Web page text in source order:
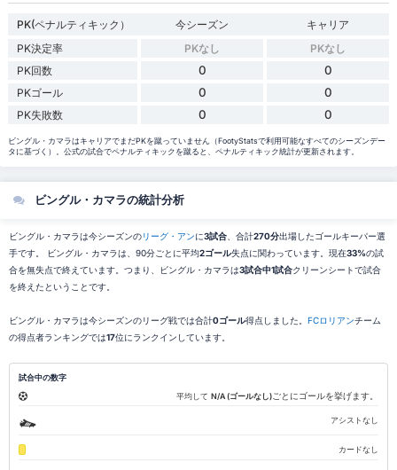
PK(ペナルティキック） 今シーズン
キャリア
PK決定率
PKなし
PKなし
PK回数
0 0
PKゴール 0 0
PK失敗数 0 0
ビングル・カマラはキャリアでまだPKを蹴っていません（FootyStatsで利用可能なすべてのシーズンデー
タに基づく）。公式の試合でペナルティキックを蹴ると、ペナルティキック統計が更新されます。
ビングル・カマラの統計分析
ビングル・カマラは今シーズンのリーグ・アンに3試合、合計270分出場したゴールキーパー選
手です。 ビングル・カマラは、90分ごとに平均2ゴール失点に関わっています。現在33%の試
合を無失点で終えています。つまり、ビングル・カマラは3試合中1試合クリーンシートで試合
を終えたということです。
ビングル・カマラは今シーズンのリーグ戦では合計0ゴール得点しました。 FCロリアンチーム
の得点者ランキングでは17位にランクインしています。
試合中の数字
平均してN/A (ゴールなし)ごとにゴールを挙げます。
アシストなし
カードなし